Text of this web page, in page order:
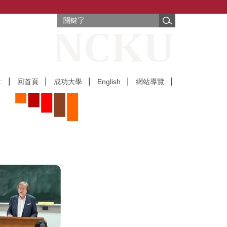
回首頁 成功大學 English 網站導覽